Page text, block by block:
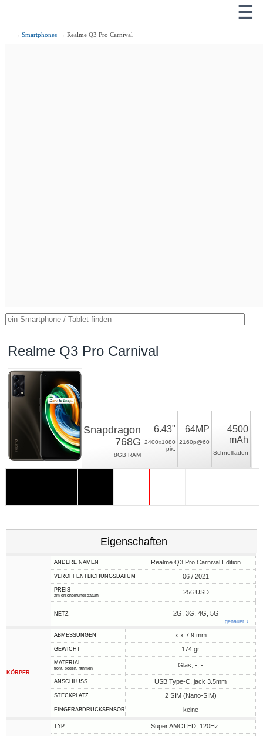
☰
→Smartphones → Realme Q3 Pro Carnival
Realme Q3 Pro Carnival
Snapdragon
768G
8GB RAM
6.43"
2400x1080
pix.
64MP
2160p@60
4500
mAh
Schnellladen
Eigenschaften
ANDERE NAMEN Realme Q3 Pro Carnival Edition
VERÖFFENTLICHUNGSDATUM 06 / 2021
PREIS
am erscheinungsdatum 256 USD
NETZ 2G, 3G, 4G, 5G
genauer ↓
KÖRPER
ABMESSUNGEN x x 7.9 mm
GEWICHT 174 gr
MATERIAL
front, boden, rahmen Glas, -, -
ANSCHLUSS USB Type-C, jack 3.5mm
STECKPLATZ 2 SIM (Nano-SIM)
FINGERABDRUCKSENSOR keine
TYP Super AMOLED, 120Hz